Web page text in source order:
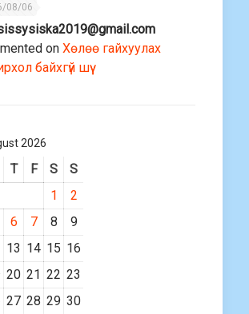
08/06
on Хөлөө гайхуулах
байхгүй шүү
2026
T F S
S
1
2
6 7 8
9
13 14 15 16
20 21 22 23
27 28 29 30